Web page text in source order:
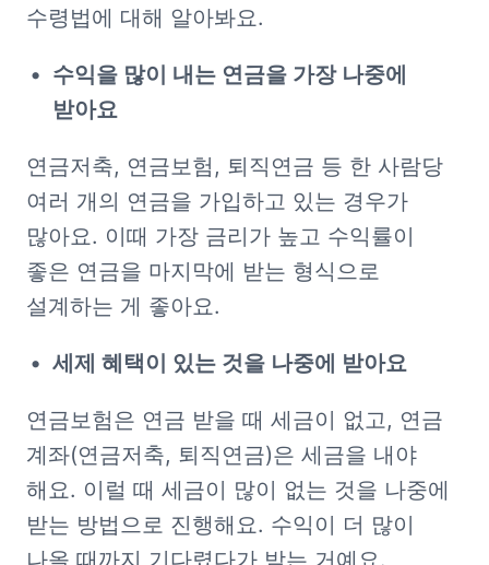
수령법에 대해 알아봐요.
수익을 많이 내는 연금을 가장 나중에
받아요
연금저축, 연금보험, 퇴직연금 등 한 사람당
여러 개의 연금을 가입하고 있는 경우가
많아요. 이때 가장 금리가 높고 수익률이
좋은 연금을 마지막에 받는 형식으로
설계하는 게 좋아요.
세제 혜택이 있는 것을 나중에 받아요
연금보험은 연금 받을 때 세금이 없고, 연금
계좌(연금저축, 퇴직연금)은 세금을 내야
해요. 이럴 때 세금이 많이 없는 것을 나중에
받는 방법으로 진행해요. 수익이 더 많이
나올 때까지 기다렸다가 받는 거예요.